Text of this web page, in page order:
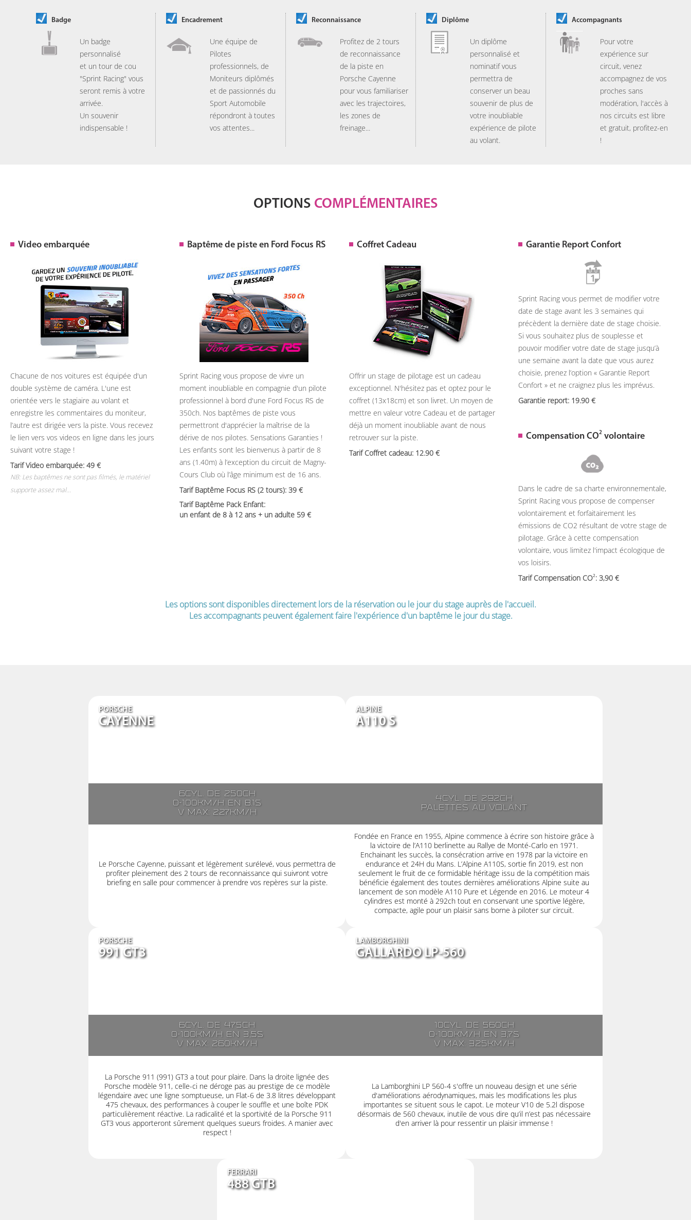
Badge
Un badge
personnalisé
et un tour de cou
"Sprint Racing" vous
seront remis à votre
arrivée.
Un souvenir
indispensable !
Encadrement
Une équipe de
Pilotes
professionnels, de
Moniteurs diplômés
et de passionnés du
Sport Automobile
répondront à toutes
vos attentes...
Reconnaissance
Profitez de 2 tours
de reconnaissance
de la piste en
Porsche Cayenne
pour vous familiariser
avec les trajectoires,
les zones de
freinage...
Diplôme
Un diplôme
personnalisé et
nominatif vous
permettra de
conserver un beau
souvenir de plus de
votre inoubliable
expérience de pilote
au volant.
Accompagnants
Pour votre
expérience sur
circuit, venez
accompagnez de vos
proches sans
modération, l'accès à
nos circuits est libre
et gratuit, profitez-en
!
OPTIONS COMPLÉMENTAIRES
Video embarquée
Chacune de nos voitures est équipée d'un
double système de caméra. L'une est
orientée vers le stagiaire au volant et
enregistre les commentaires du moniteur,
l’autre est dirigée vers la piste. Vous recevez
le lien vers vos videos en ligne dans les jours
suivant votre stage !
Tarif Video embarquée: 49
NB: Les baptêmes ne sont pas filmés, le matériel
supporte assez mal...
Baptême de piste en Ford Focus RS
Sprint Racing vous propose de vivre un
moment inoubliable en compagnie d'un pilote
professionnel à bord d'une Ford Focus RS de
350ch. Nos baptêmes de piste vous
permettront d'apprécier la maîtrise de la
dérive de nos pilotes. Sensations Garanties !
Les enfants sont les bienvenus à partir de 8
ans (1.40m) à l’exception du circuit de Magny-
Cours Club où l’âge minimum est de 16 ans.
Tarif Baptême Focus RS (2 tours): 39
Tarif Baptême Pack Enfant:
un enfant de 8 à 12 ans + un adulte 59
Coffret Cadeau
Offrir un stage de pilotage est un cadeau
exceptionnel. N'hésitez pas et optez pour le
coffret (13x18cm) et son livret. Un moyen de
mettre en valeur votre Cadeau et de partager
déjà un moment inoubliable avant de nous
retrouver sur la piste.
Tarif Coffret cadeau: 12.90
Garantie Report Confort
Sprint Racing vous permet de modifier votre
date de stage avant les 3 semaines qui
précèdent la dernière date de stage choisie.
Si vous souhaitez plus de souplesse et
pouvoir modifier votre date de stage jusqu’à
une semaine avant la date que vous aurez
choisie, prenez l’option « Garantie Report
Confort » et ne craignez plus les imprévus.
Garantie report: 19.90
Compensation CO2volontaire
Dans le cadre de sa charte environnementale,
Sprint Racing vous propose de compenser
volontairement et forfaitairement les
émissions de CO2 résultant de votre stage de
pilotage. Grâce à cette compensation
volontaire, vous limitez l'impact écologique de
vos loisirs.
Tarif Compensation CO2: 3,90
Les options sont disponibles directement lors de la réservation ou le jour du stage auprès de l'accueil.
Les accompagnants peuvent également faire l'expérience d'un baptême le jour du stage.
PORSCHE
CAYENNE
6cyl. de 250ch
0-100km/h en 8.1s
V max: 227km/h
Le Porsche Cayenne, puissant et légèrement surélevé, vous permettra de
profiter pleinement des 2 tours de reconnaissance qui suivront votre
briefing en salle pour commencer à prendre vos repères sur la piste.
ALPINE
A110 S
4cyl. de 292ch
Palettes au volant
Fondée en France en 1955, Alpine commence à écrire son histoire grâce à
la victoire de l’A110 berlinette au Rallye de Monté-Carlo en 1971.
Enchainant les succès, la consécration arrive en 1978 par la victoire en
endurance et 24H du Mans. L’Alpine A110S, sortie fin 2019, est non
seulement le fruit de ce formidable héritage issu de la compétition mais
bénéficie également des toutes dernières améliorations Alpine suite au
lancement de son modèle A110 Pure et Légende en 2016. Le moteur 4
cylindres est monté à 292ch tout en conservant une sportive légère,
compacte, agile pour un plaisir sans borne à piloter sur circuit.
PORSCHE
991 GT3
6cyl. de 475ch
0-100km/h en 3,5s
V max: 260km/h
La Porsche 911 (991) GT3 a tout pour plaire. Dans la droite lignée des
Porsche modèle 911, celle-ci ne déroge pas au prestige de ce modèle
légendaire avec une ligne somptueuse, un Flat-6 de 3.8 litres développant
475 chevaux, des performances à couper le souffle et une boîte PDK
particulièrement réactive. La radicalité et la sportivité de la Porsche 911
GT3 vous apporteront sûrement quelques sueurs froides. A manier avec
respect !
LAMBORGHINI
GALLARDO LP-560
10cyl. de 560ch
0-100km/h en 3,7s
V max: 325km/h
La Lamborghini LP 560-4 s'offre un nouveau design et une série
d'améliorations aérodynamiques, mais les modifications les plus
importantes se situent sous le capot. Le moteur V10 de 5.2l dispose
désormais de 560 chevaux, inutile de vous dire qu’il n’est pas nécessaire
d'en arriver là pour ressentir un plaisir immense !
FERRARI
488 GTB